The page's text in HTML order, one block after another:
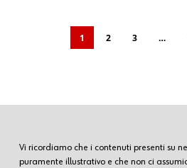
1 2 3 …
Vi ricordiamo che i contenuti presenti su
puramente illustrativo e che non ci